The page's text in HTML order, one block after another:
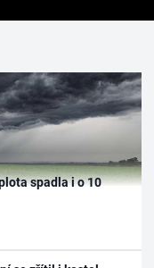
spadla i o 10